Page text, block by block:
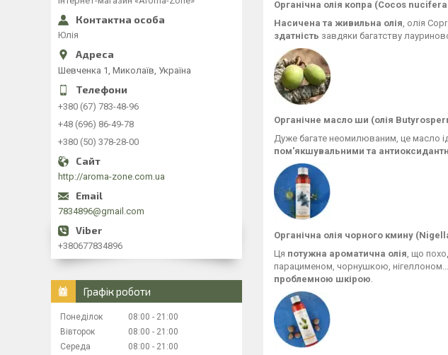
Органічна олія копра (Cocos
Насичена та живильна олія, олія
здатність завдяки багатству
Органічне масло ши (олія
Дуже багате неомилюваним, це масло
пом'якшувальними та
Органічна олія чорного кмину
Ця потужна ароматична олія, що
парацименом, чорнушкою,
проблемною шкірою.
Юлія
Шевченка 1, Миколаїв, Україна
+380 (67) 783-48-96
+48 (696) 86-49-78
+380 (50) 378-28-00
http://aroma-zone.com.ua
7834896@gmail.com
+380677834896
Графік роботи
Понеділок 08:00
21:00
Вівторок
08:00
21:00
Середа
08:00
21:00